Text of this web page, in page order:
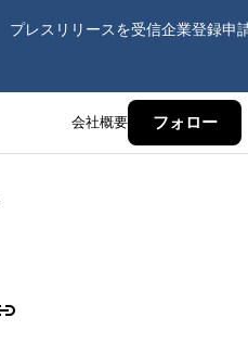
プレスリリースを受信企業登録申
会社概要 フォロー